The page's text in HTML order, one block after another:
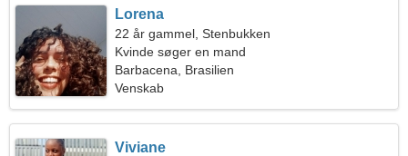
Lorena
22 år gammel, Stenbukken
Kvinde søger en mand
Barbacena, Brasilien
Venskab
Viviane